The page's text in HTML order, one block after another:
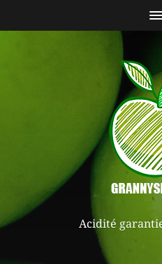
Acidité